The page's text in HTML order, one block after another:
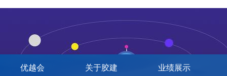
优越会 关于胶建 业绩展示